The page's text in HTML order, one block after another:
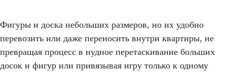
Фигуры и доска небольших размеров, но их удобно
перевозить или даже переносить внутри квартиры, не
превращая процесс в нудное перетаскивание больших
досок и фигур или привязывая игру только к одному